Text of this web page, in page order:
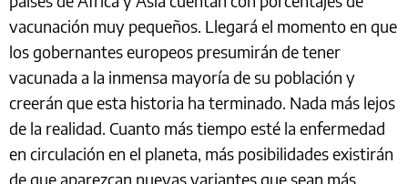
vacunación muy pequeños. Llegará el momento en que
los gobernantes europeos presumirán de tener
vacunada a la inmensa mayoría de su población y
creerán que esta historia ha terminado. Nada más lejos
de la realidad. Cuanto más tiempo esté la enfermedad
en circulación en el planeta, más posibilidades existirán
de que aparezcan nuevas variantes que sean más